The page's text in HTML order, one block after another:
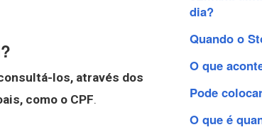
los, através dos
como o CPF.
dia?
Quando o
O que
Pode
O que é